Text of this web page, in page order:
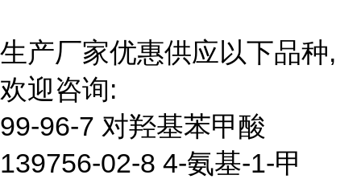
生产厂家优惠供应以下品种,
欢迎咨询:
99-96-7 对羟基苯甲酸
139756-02-8 4-氨基-1-甲